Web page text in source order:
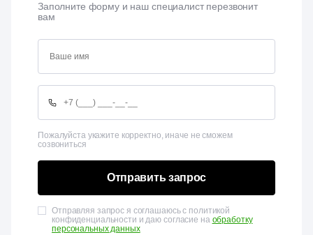
Заполните форму и наш специалист перезвонит
вам
Пожалуйста укажите корректно, иначе не сможем
созвониться
Отправить запрос
Отправляя запрос я соглашаюсь с политикой
конфиденциальности и даю согласие на обработку
персональных данных